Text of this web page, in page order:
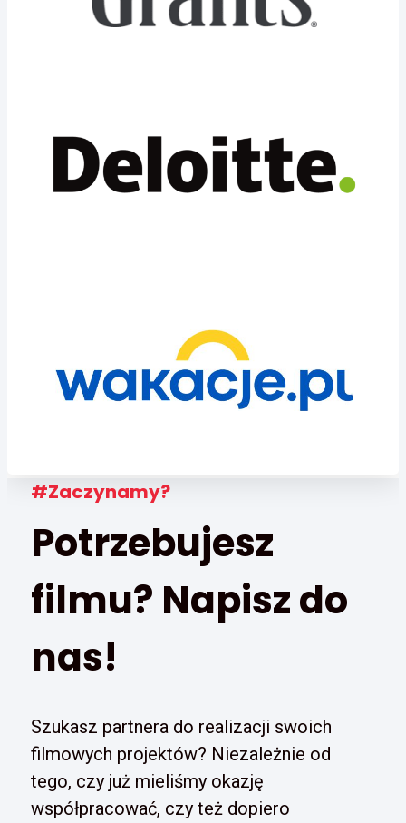
#Zaczynamy?
Potrzebujesz
filmu? Napisz do
nas!
Szukasz partnera do realizacji swoich
filmowych projektów? Niezależnie od
tego, czy już mieliśmy okazję
współpracować, czy też dopiero